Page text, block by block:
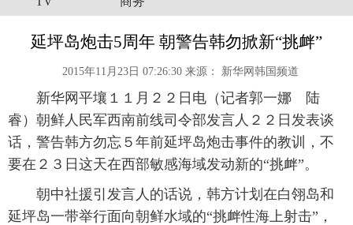
港澳 台湾 华人 汽车
能源 房产 公司
图片 视频 彩票 食品
旅游 健康 信息化
金融 公益 军事 无人机
延坪岛炮击5周年 朝警告韩勿掀新“挑衅”
2015年11月23日 07:26:30 来源： 新华网韩国频道
新华网平壤１１月２２日电（记者郭一娜 陆
睿）朝鲜人民军西南前线司令部发言人２２日发表谈
话，警告韩方勿忘５年前延坪岛炮击事件的教训，不
要在２３日这天在西部敏感海域发动新的“挑衅”。
朝中社援引发言人的话说，韩方计划在白翎岛和
延坪岛一带举行面向朝鲜水域的“挑衅性海上射击”，